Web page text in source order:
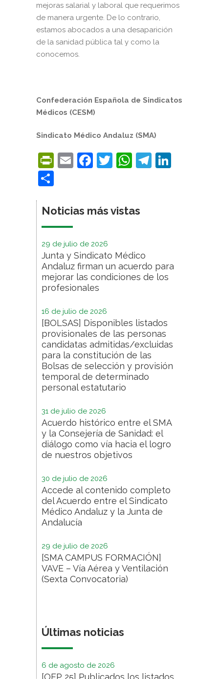
mejoras salarial y laboral que requerimos
de manera urgente. De lo contrario,
estamos abocados a una desaparición
de la sanidad pública tal y como la
conocemos.
Confederación Española de Sindicatos
Médicos (CESM)
Sindicato Médico Andaluz (SMA)
PrintFriendly
EmailFacebook
Twitter
WhatsApp
Noticias más vistas
29 de julio de 2026
Junta y Sindicato Médico
Andaluz firman un acuerdo para
mejorar las condiciones de los
profesionales
16 de julio de 2026
[BOLSAS] Disponibles listados
provisionales de las personas
candidatas admitidas/excluidas
para la constitución de las
Bolsas de selección y provisión
temporal de determinado
personal estatutario
31 de julio de 2026
Acuerdo histórico entre el SMA
y la Consejería de Sanidad: el
diálogo como vía hacia el logro
de nuestros objetivos
30 de julio de 2026
Accede al contenido completo
del Acuerdo entre el Sindicato
Médico Andaluz y la Junta de
Andalucía
29 de julio de 2026
[SMA CAMPUS FORMACIÓN]
VAVE – Vía Aérea y Ventilación
(Sexta Convocatoria)
Últimas noticias
6 de agosto de 2026